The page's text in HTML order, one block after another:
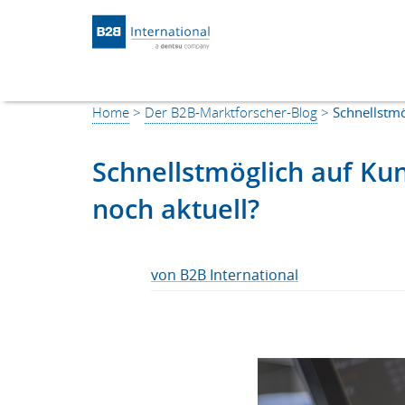
Return to Homepage
Home > Der B2B-Marktforscher-Blog >
Schnellstmöglich auf
noch aktuell?
von B2B International